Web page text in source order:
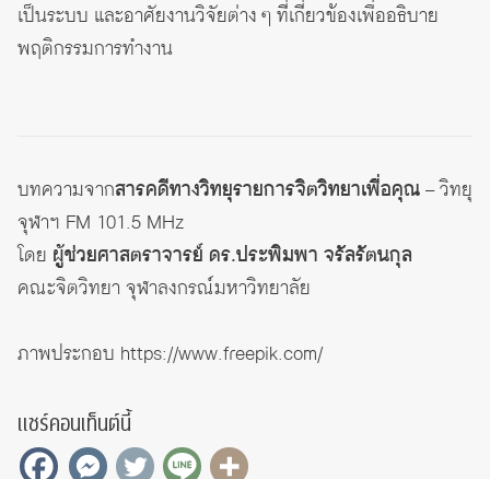
เป็นระบบ และอาศัยงานวิจัยต่าง ๆ ที่เกี่ยวข้องเพื่ออธิบาย
พฤติกรรมการทำงาน
บทความจากสารคดีทางวิทยุรายการจิตวิทยาเพื่อคุณ– วิทยุ
จุฬาฯ FM 101.5 MHz
โดย ผู้ช่วยศาสตราจารย์ ดร.ประพิมพา จรัลรัตนกุล
คณะจิตวิทยา จุฬาลงกรณ์มหาวิทยาลัย
ภาพประกอบ https://www.freepik.com/
แชร์คอนเท็นต์นี้